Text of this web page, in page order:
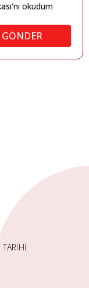
'nı okudum
GÖNDER